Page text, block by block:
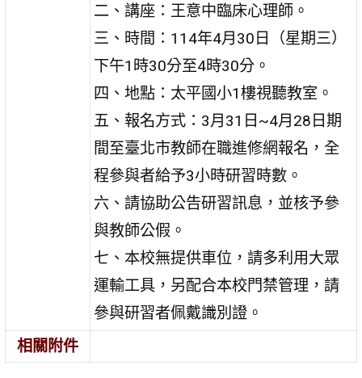
二、講座：王意中臨床心理師。
三、時間：114年4月30日（星期三）
下午1時30分至4時30分。
四、地點：太平國小1樓視聽教室。
五、報名方式：3月31日~4月28日期
間至臺北市教師在職進修網報名，全
程參與者給予3小時研習時數。
六、請協助公告研習訊息，並核予參
與教師公假。
七、本校無提供車位，請多利用大眾
運輸工具，另配合本校門禁管理，請
參與研習者佩戴識別證。
相關附件